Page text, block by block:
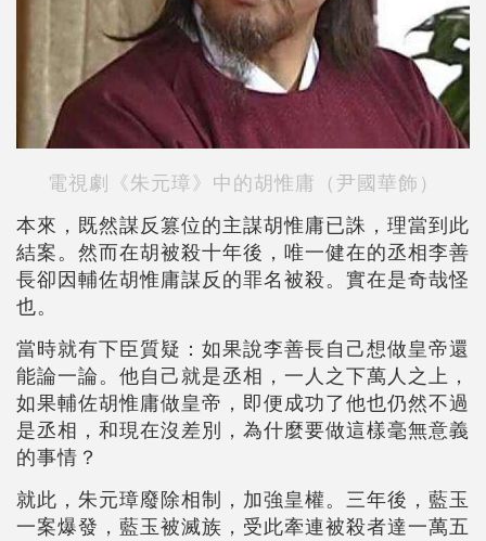
電視劇《朱元璋》中的胡惟庸（尹國華飾）
本來，既然謀反篡位的主謀胡惟庸已誅，理當到此
結案。然而在胡被殺十年後，唯一健在的丞相李善
長卻因輔佐胡惟庸謀反的罪名被殺。實在是奇哉怪
也。
當時就有下臣質疑：如果說李善長自己想做皇帝還
能論一論。他自己就是丞相，一人之下萬人之上，
如果輔佐胡惟庸做皇帝，即便成功了他也仍然不過
是丞相，和現在沒差別，為什麼要做這樣毫無意義
的事情？
就此，朱元璋廢除相制，加強皇權。三年後，藍玉
一案爆發，藍玉被滅族，受此牽連被殺者達一萬五